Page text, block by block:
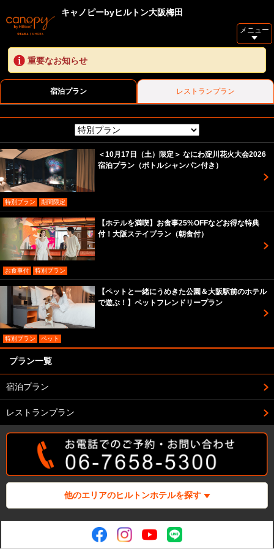
キャノピーbyヒルトン大阪梅田
メニュー
重要なお知らせ
宿泊プラン レストランプラン
＜10月17日（土）限定＞ なにわ淀川花火大会2026
宿泊プラン（ボトルシャンパン付き）
特別プラン 期間限定
【ホテルを満喫】お食事25%OFFなどお得な特典
付！大阪ステイプラン（朝食付）
お食事付 特別プラン
【ペットと一緒にうめきた公園＆大阪駅前のホテル
で遊ぶ！】ペットフレンドリープラン
特別プラン ペット
プラン一覧
宿泊プラン
レストランプラン
他のエリアのヒルトンホテルを探す